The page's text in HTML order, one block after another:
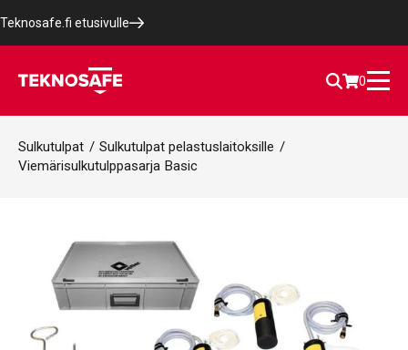
Teknosafe.fi etusivulle
0
Sulkutulpat / Sulkutulpat pelastuslaitoksille /
Viemärisulkutulppasarja Basic